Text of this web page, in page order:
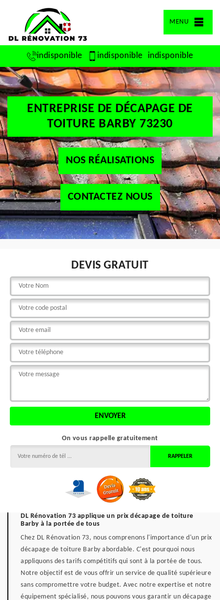
MENU
indisponible indisponible indisponible
ENTREPRISE DE DÉCAPAGE DE
TOITURE BARBY 73230
NOS RÉALISATIONS
CONTACTEZ NOUS
DEVIS GRATUIT
On vous rappelle gratuitement
DL Rénovation 73 applique un prix décapage de toiture
Barby à la portée de tous
Chez DL Rénovation 73, nous comprenons l'importance d'un prix
décapage de toiture Barby abordable. C'est pourquoi nous
appliquons des tarifs compétitifs qui sont à la portée de tous.
Notre objectif est de vous offrir un service de qualité supérieure
sans compromettre votre budget. Avec notre expertise et notre
équipement spécialisé, nous pouvons vous garantir un décapage